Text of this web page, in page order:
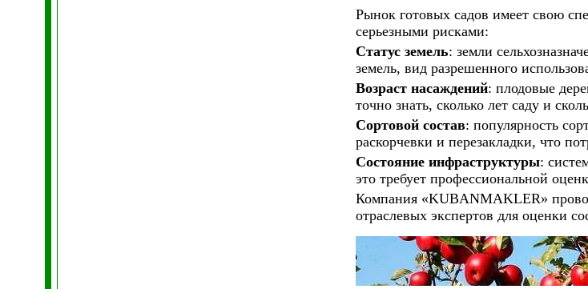
Рынок готовых садов имеет свою
серьезными рисками:
Статус земель: земли
земель, вид разрешенного
Возраст насаждений: плодовые
точно знать, сколько лет саду и
Сортовой состав: популярность
раскорчевки и перезакладки, что
Состояние инфраструктуры:
это требует профессиональной
Компания «KUBANMAKLER»
отраслевых экспертов для оценки